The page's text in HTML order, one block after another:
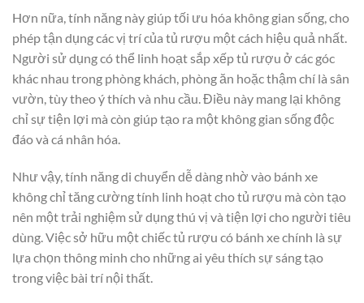
Hơn nữa, tính năng này giúp tối ưu hóa không gian sống, cho
phép tận dụng các vị trí của tủ rượu một cách hiệu quả nhất.
Người sử dụng có thể linh hoạt sắp xếp tủ rượu ở các góc
khác nhau trong phòng khách, phòng ăn hoặc thậm chí là sân
vườn, tùy theo ý thích và nhu cầu. Điều này mang lại không
chỉ sự tiện lợi mà còn giúp tạo ra một không gian sống độc
đáo và cá nhân hóa.
Như vậy, tính năng di chuyển dễ dàng nhờ vào bánh xe
không chỉ tăng cường tính linh hoạt cho tủ rượu mà còn tạo
nên một trải nghiệm sử dụng thú vị và tiện lợi cho người tiêu
dùng. Việc sở hữu một chiếc tủ rượu có bánh xe chính là sự
lựa chọn thông minh cho những ai yêu thích sự sáng tạo
trong việc bài trí nội thất.